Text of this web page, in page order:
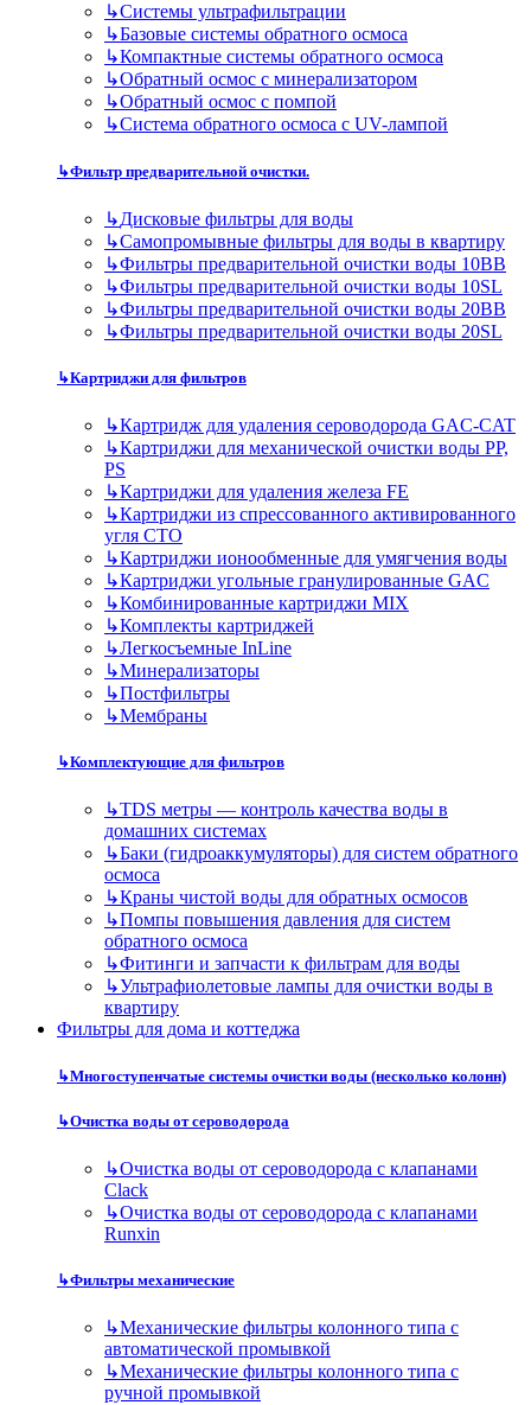
↳Cистемы ультрафильтрации
↳Базовые системы обратного осмоса
↳Компактные системы обратного осмоса
↳Обратный осмос с минерализатором
↳Обратный осмос с помпой
↳Система обратного осмоса с UV-лампой
↳Фильтр предварительной очистки.
↳Дисковые фильтры для воды
↳Самопромывные фильтры для воды в квартиру
↳Фильтры предварительной очистки воды 10BB
↳Фильтры предварительной очистки воды 10SL
↳Фильтры предварительной очистки воды 20BB
↳Фильтры предварительной очистки воды 20SL
↳Картриджи для фильтров
↳Картридж для удаления сероводорода GAC-CAT
↳Картриджи для механической очистки воды PP,
PS
↳Картриджи для удаления железа FE
↳Картриджи из спрессованного активированного
угля CTO
↳Картриджи ионообменные для умягчения воды
↳Картриджи угольные гранулированные GAC
↳Комбинированные картриджи MIX
↳Комплекты картриджей
↳Легкосъемные InLine
↳Минерализаторы
↳Постфильтры
↳Мембраны
↳Комплектующие для фильтров
↳TDS метры — контроль качества воды в
домашних системах
↳Баки (гидроаккумуляторы) для систем обратного
осмоса
↳Краны чистой воды для обратных осмосов
↳Помпы повышения давления для систем
обратного осмоса
↳Фитинги и запчасти к фильтрам для воды
↳Ультрафиолетовые лампы для очистки воды в
квартиру
Фильтры для дома и коттеджа
↳Многоступенчатые системы очистки воды (несколько колонн)
↳Очистка воды от сероводорода
↳Очистка воды от сероводорода с клапанами
Clack
↳Очистка воды от сероводорода с клапанами
Runxin
↳Фильтры механические
↳Механические фильтры колонного типа с
автоматической промывкой
↳Механические фильтры колонного типа с
ручной промывкой